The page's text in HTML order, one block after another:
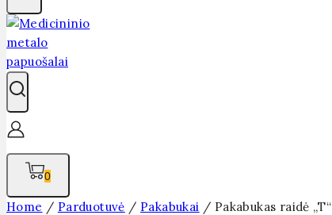
0
Home / Parduotuvė / Pakabukai / Pakabukas raidė „T“